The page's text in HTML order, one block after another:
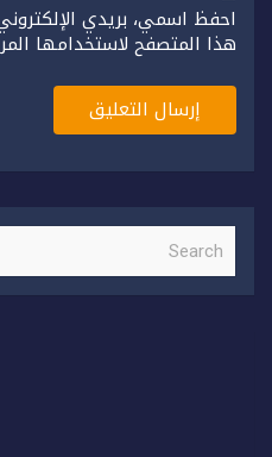
احفظ اسمي، بريدي
هذا المتصفح لاستخدامها
S
a